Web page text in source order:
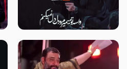
مصداق کربلا – حاج حسین سیب
سرخی